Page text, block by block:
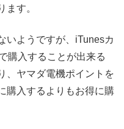
ます。
いようですが、iTunesカ
購入することが出来る
、ヤマダ電機ポイントを
購入するよりもお得に購